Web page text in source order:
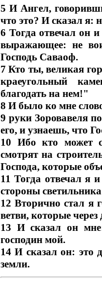
5 И Ангел,
что это? И сказал я:
6 Тогда отвечал он
выражающее: не
Господь Саваоф.
7 Кто ты, великая
краеугольный
благодать на нем!"
8 И было ко мне
9 руки Зоровавеля
его, и узнаешь, что
10 Ибо кто может
смотрят на
Господа, которые
11 Тогда отвечал я
стороны
12 Вторично стал я
ветви, которые
13 И сказал он
господин мой.
14 И сказал он: это
земли.